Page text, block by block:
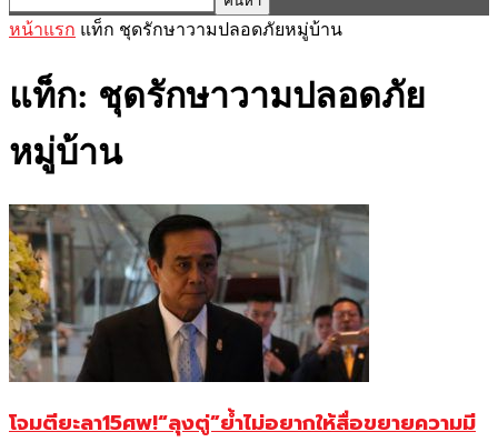
หน้าแรก แท็ก ชุดรักษาวามปลอดภัยหมู่บ้าน
แท็ก: ชุดรักษาวามปลอดภัย
หมู่บ้าน
โจมตียะลา15ศพ!“ลุงตู่”ย้ำไม่อยากให้สื่อขยายความมี